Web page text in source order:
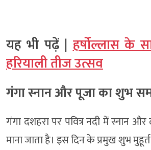
यह भी पढ़ें |हर्षोल्लास के
हरियाली तीज उत्सव
गंगा स्नान और पूजा का शुभ
गंगा दशहरा पर पवित्र नदी में स्नान
माना जाता है। इस दिन के प्रमुख शुभ